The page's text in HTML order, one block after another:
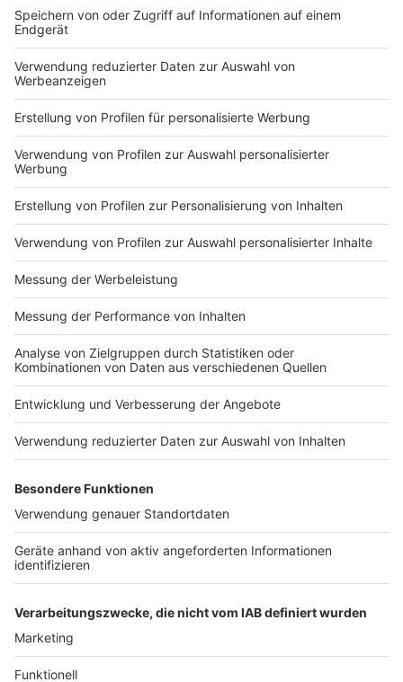
einsetzen, was ebenfalls einem Rückgang von drei
Prozentpunkten entspricht. Im internationalen
Vergleich landet Deutschland damit laut Ipsos im
hinteren Drittel. Der Wert liegt hinter Irland mit 59 %
sowie hinter den USA und Polen, die auf 49
beziehungsweise 45 % kommen. Der internationale
Durchschnitt beträgt ebenfalls 49 %.
Anzeige
Queerfeindliche Straftaten nahmen weiter zu
Anzeige
Mit einem Anstieg um 12,8 % auf 2.377 Fälle
bundesweit hat sich 2025 der Trend der vergangenen
Jahre fortgesetzt, in denen bereits ein kontinuierlicher
LSBTQIA+-Szene zu beobachten war.
In NRW ist die Zahl der Straftaten gegen die sexuelle
Orientierung von 203 (2024) auf 257 (2025) gestiegen
(27%). Straftaten gegen geschlechtsbezogene
Diversität sind von 105 (2024) auf 162 in 2025
Anzeige